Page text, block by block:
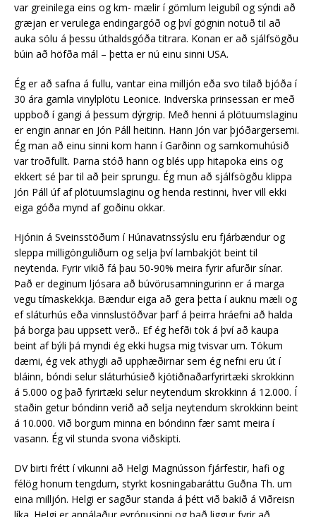
var greinilega eins og km- mælir í gömlum leigubíl og sýndi að
græjan er verulega endingargóð og því gögnin notuð til að
auka sölu á þessu úthaldsgóða titrara. Konan er að sjálfsögðu
búin að höfða mál – þetta er nú einu sinni USA.
Ég er að safna á fullu, vantar eina milljón eða svo tilað bjóða í
30 ára gamla vinylplötu Leonice. Indverska prinsessan er með
uppboð í gangi á þessum dýrgrip. Með henni á plötuumslaginu
er engin annar en Jón Páll heitinn. Hann Jón var þjóðargersemi.
Ég man að einu sinni kom hann í Garðinn og samkomuhúsið
var troðfullt. Þarna stóð hann og blés upp hitapoka eins og
ekkert sé þar til að þeir sprungu. Ég mun að sjálfsögðu klippa
Jón Páll úf af plötuumslaginu og henda restinni, hver vill ekki
eiga góða mynd af goðinu okkar.
Hjónin á Sveinsstöðum í Húnavatnssýslu eru fjárbændur og
sleppa milligönguliðum og selja því lambakjöt beint til
neytenda. Fyrir vikið fá þau 50-90% meira fyrir afurðir sínar.
Það er deginum ljósara að búvörusamningurinn er á marga
vegu tímaskekkja. Bændur eiga að gera þetta í auknu mæli og
ef sláturhús eða vinnslustöðvar þarf á þeirra hráefni að halda
þá borga þau uppsett verð.. Ef ég hefði tök á því að kaupa
beint af býli þá myndi ég ekki hugsa mig tvisvar um. Tökum
dæmi, ég vek athygli að upphæðirnar sem ég nefni eru út í
bláinn, bóndi selur sláturhúsieð kjötiðnaðarfyrirtæki skrokkinn
á 5.000 og það fyrirtæki selur neytendum skrokkinn á 12.000. Í
staðin getur bóndinn verið að selja neytendum skrokkinn beint
á 10.000. Við borgum minna en bóndinn fær samt meira í
vasann. Ég vil stunda svona viðskipti.
DV birti frétt í vikunni að Helgi Magnússon fjárfestir, hafi og
félög honum tengdum, styrkt kosningabaráttu Guðna Th. um
eina milljón. Helgi er sagður standa á þétt við bakið á Viðreisn